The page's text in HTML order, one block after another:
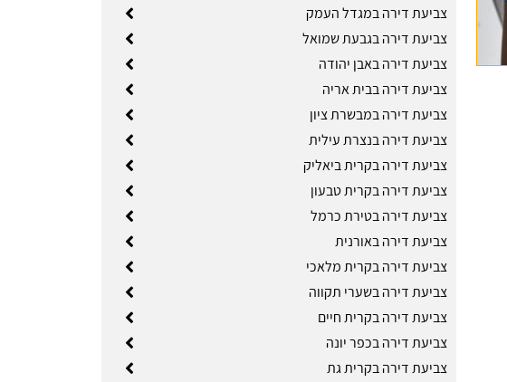
צביעת דירה במגדל העמק
צביעת דירה בגבעת שמואל
צביעת דירה באבן יהודה
צביעת דירה בבית אריה
צביעת דירה במבשרת ציון
צביעת דירה בנצרת עילית
צביעת דירה בקרית ביאליק
צביעת דירה בקרית טבעון
צביעת דירה בטירת כרמל
צביעת דירה באורנית
צביעת דירה בקרית מלאכי
צביעת דירה בשערי תקווה
צביעת דירה בקרית חיים
צביעת דירה בכפר יונה
צביעת דירה בקרית גת